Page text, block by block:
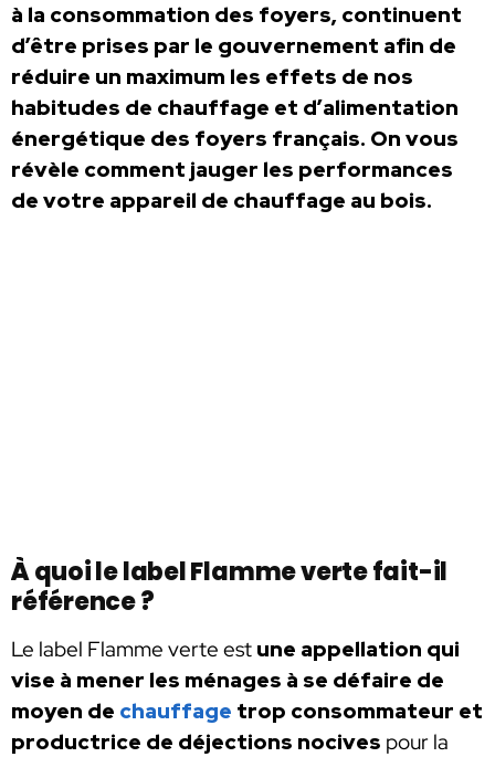
à la consommation des foyers, continuent
d’être prises par le gouvernement afin de
réduire un maximum les effets de nos
habitudes de chauffage et d’alimentation
énergétique des foyers français. On vous
révèle comment jauger les performances
de votre appareil de chauffage au bois.
À quoi le label Flamme verte fait-il
référence ?
Le label Flamme verte est une appellation qui
vise à mener les ménages à se défaire de
moyen de chauffage trop consommateur et
productrice de déjections nocives pour la